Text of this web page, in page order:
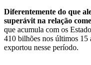
Diferentemente do que
superávit na relação
que acumula com os
410 bilhões nos últimos 15
exportou nesse período.